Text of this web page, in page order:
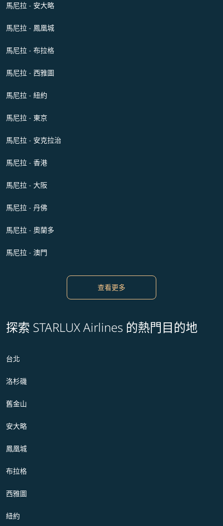
馬尼拉 - 安大略
馬尼拉 - 鳳凰城
馬尼拉 - 布拉格
馬尼拉 - 西雅圖
馬尼拉 - 紐約
馬尼拉 - 東京
馬尼拉 - 安克拉治
馬尼拉 - 香港
馬尼拉 - 大阪
馬尼拉 - 丹佛
馬尼拉 - 奧蘭多
馬尼拉 - 澳門
查看更多
探索 STARLUX Airlines 的熱門目的地
台北
洛杉磯
舊金山
安大略
鳳凰城
布拉格
西雅圖
紐約